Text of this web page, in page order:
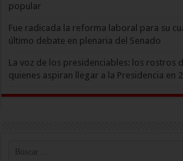
popular
Fue radicada la reforma laboral para su
último debate en plenaria del Senado
La voz de los presidenciables: los rostros
quienes aspiran llegar a la Presidencia en